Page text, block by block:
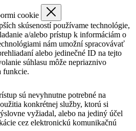
cookie
skúseností používame technológie,
a/alebo prístup k informáciám o
nám umožní spracovávať
alebo jedinečné ID na tejto
súhlasu môže nepriaznivo
funkcie.
sú nevyhnutne potrebné na
konkrétnej služby, ktorú si
vyžiadal, alebo na jediný účel
cez elektronickú komunikačnú